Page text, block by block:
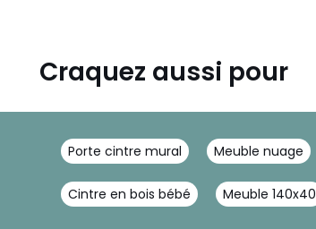
Craquez aussi pour
Porte cintre mural Meuble nuage
Cintre en bois bébé Meuble 140x40